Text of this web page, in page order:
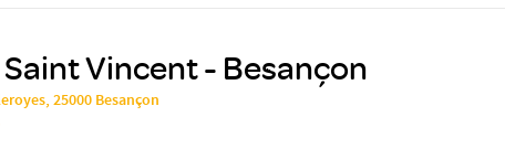
Vincent - Besançon
25000 Besançon